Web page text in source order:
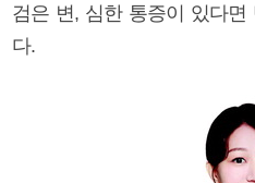
검은 변, 심한 통증이 있다
다.